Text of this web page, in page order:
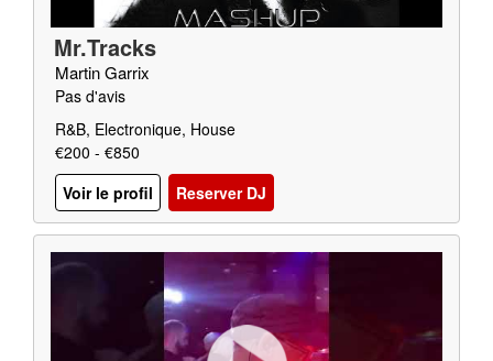
Mr.Tracks
Martin Garrix
Pas d'avis
R&B, Electronique, House
€200 - €850
Voir le profil
Reserver DJ